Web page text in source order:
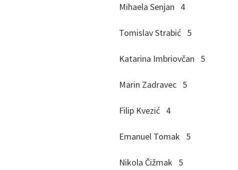
Mihaela Senjan 4
Tomislav Strabić 5
Katarina Imbriovčan 5
Marin Zadravec 5
Filip Kvezić 4
Emanuel Tomak 5
Nikola Čižmak 5